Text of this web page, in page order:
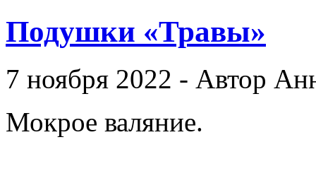
Подушки «Травы»
7 ноября 2022 - Автор
Мокрое валяние.